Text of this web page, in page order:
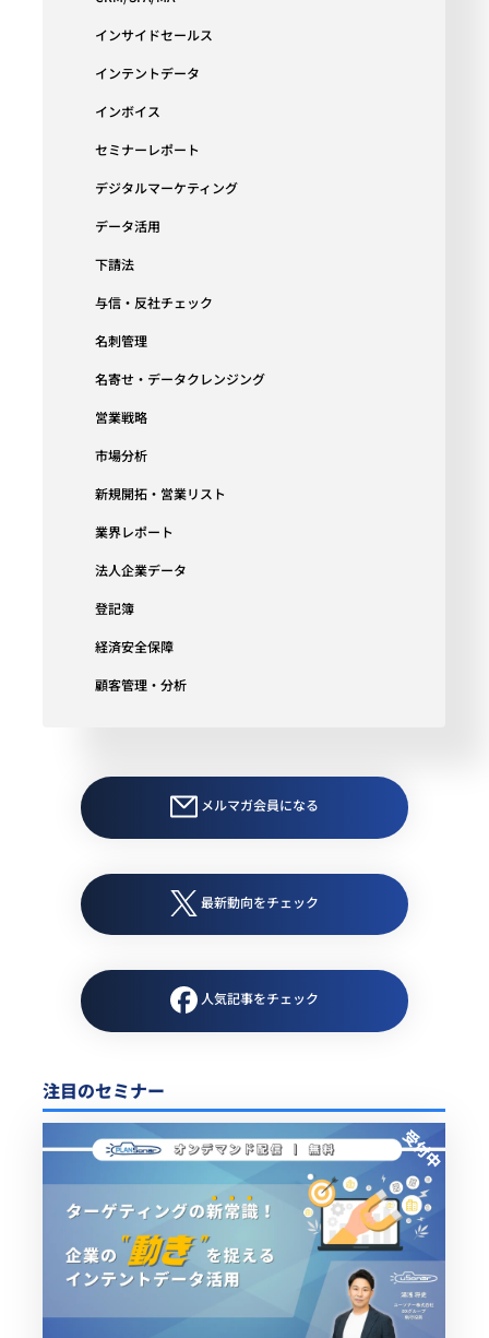
インサイドセールス
インテントデータ
インボイス
セミナーレポート
デジタルマーケティング
データ活用
下請法
与信・反社チェック
名刺管理
名寄せ・データクレンジング
営業戦略
市場分析
新規開拓・営業リスト
業界レポート
法人企業データ
登記簿
経済安全保障
顧客管理・分析
メルマガ会員になる
最新動向をチェック
人気記事をチェック
注目のセミナー